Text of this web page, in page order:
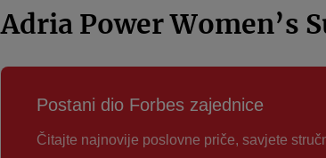
Adria Power Women’s
Postani dio Forbes zajednice
Čitajte najnovije poslovne priče, savjete